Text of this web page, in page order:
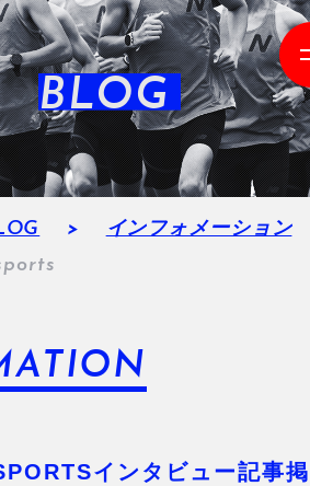
BLOG
インフォメーション
インタビュー記事